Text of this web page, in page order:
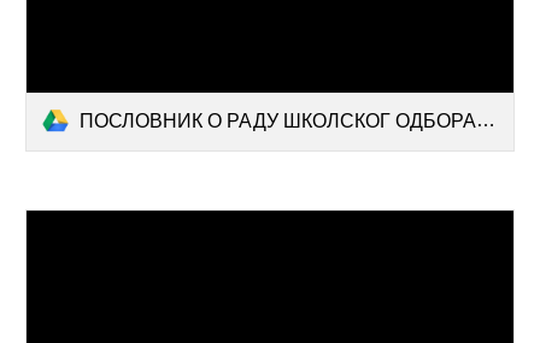
ПОСЛОВНИК О РАДУ ШКОЛСКОГ ОДБОРА 21.10..docx